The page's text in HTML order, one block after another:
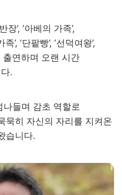
’, ‘아베의 가족’,
’, ‘단팥빵’, ‘선덕여왕’,
출연하며 오랜 시간
.
들며 감초 역할로
묵히 자신의 자리를 지켜온
습니다.